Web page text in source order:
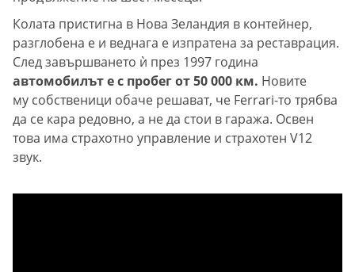
Колата пристигна в Нова Зеландия в контейнер,
разглобена е и веднага е изпратена за реставрация.
След завършването ѝ през 1997 година
автомобилът е с пробег от 50 000 км. Новите
му собственици обаче решават, че Ferrari-то трябва
да се кара редовно, а не да стои в гаража. Освен
това има страхотно управление и страхотен V12
звук.